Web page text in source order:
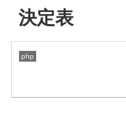
決定表
php